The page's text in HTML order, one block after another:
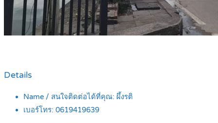
Details
Name / สนใจติดต่อได้ที่คุณ: ผึ้งรติ
เบอร์โทร: 0619419639